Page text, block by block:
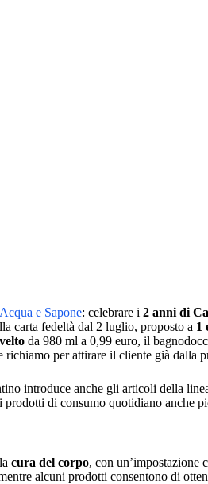
e Sapone: celebrare i 2 anni di
carta fedeltà dal 2 luglio, proposto a 1
da 980 ml a 0,99 euro, il
per attirare il cliente già dalla
introduce anche gli articoli della
di consumo quotidiano anche
cura del corpo, con un’impostazione
alcuni prodotti consentono di